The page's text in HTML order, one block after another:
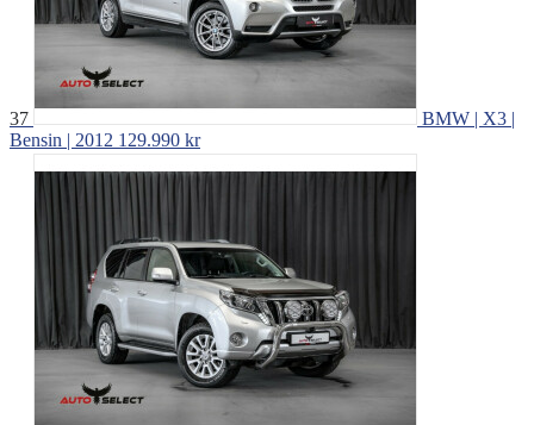
37
BMW | X3 |
Bensin | 2012 129.990 kr